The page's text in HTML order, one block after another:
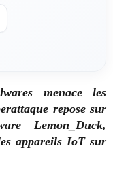
menace les
repose sur
Lemon_Duck,
appareils IoT sur